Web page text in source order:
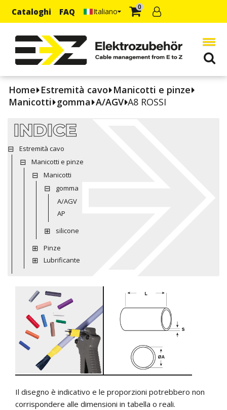
Cataloghi FAQ Italiano 0
Home Estremità cavo Manicotti e pinze
Manicotti gomma A/AGV A8 ROSSI
INDICE
Estremità cavo
Manicotti e pinze
Manicotti
gomma
A/AGV
AP
silicone
Pinze
Lubrificante
Il disegno è indicativo e le proporzioni potrebbero non
corrispondere alle dimensioni in tabella o reali.